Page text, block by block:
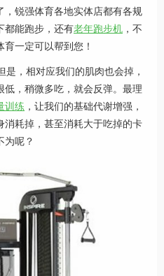
，锐强体育各地实体店都有各规
都能跑步，还有老年跑步机 ，不
一定可以帮到您！
，相对应我们的肌肉也会掉，
低，稍微多吃，就会反弹。最理
训练 ，让我们的基础代谢增强，
耗掉，甚至消耗大于吃掉的卡
为呢？